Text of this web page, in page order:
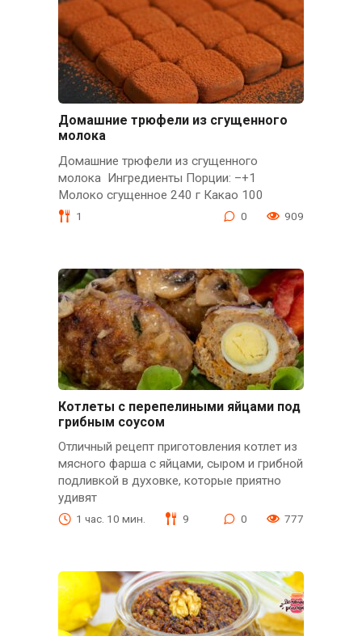
Домашние трюфели из сгущенного
молока
Домашние трюфели из сгущенного
молока Ингредиенты Порции: –+1
Молоко сгущенное 240 г Какао 100
1 0 909
Котлеты с перепелиными яйцами под
грибным соусом
Отличный рецепт приготовления котлет из
мясного фарша с яйцами, сыром и грибной
подливкой в духовке, которые приятно
удивят
1 час. 10 мин. 9 0 777